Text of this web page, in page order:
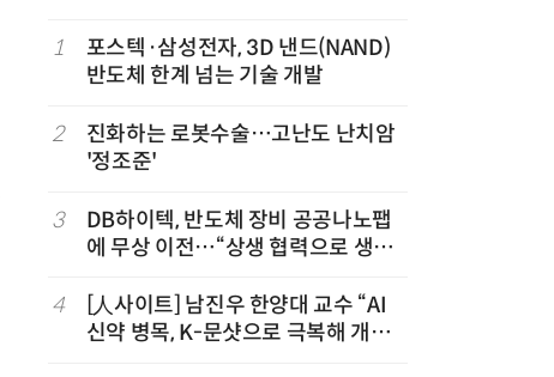
1
포스텍·삼성전자, 3D 낸드(NAND)
반도체 한계 넘는 기술 개발
2
진화하는 로봇수술…고난도 난치암
'정조준'
3
DB하이텍, 반도체 장비 공공나노팹
에 무상 이전…“상생 협력으로 생태
4
[人사이트] 남진우 한양대 교수 “AI
신약 병목, K-문샷으로 극복해 개발